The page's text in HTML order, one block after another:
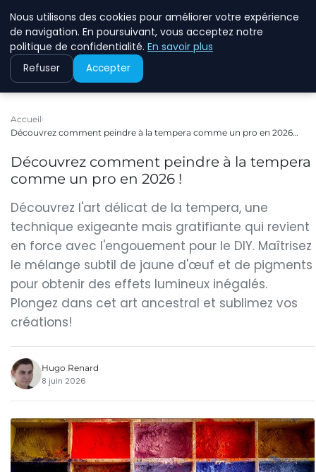
ASVOLETCOTENTIN
Accueil
Découvrez comment peindre à la tempera comme un pro en 2026…
Découvrez comment peindre à la tempera
comme un pro en 2026 !
Découvrez l'art délicat de la tempera, une
technique exigeante mais gratifiante qui revient
en force avec l'engouement pour le DIY. Maîtrisez
le mélange subtil de jaune d'œuf et de pigments
pour obtenir des effets lumineux inégalés.
Plongez dans cet art ancestral et sublimez vos
créations!
Hugo Renard
8 juin 2026
Nous utilisons des cookies pour améliorer votre expérience
de navigation. En poursuivant, vous acceptez notre
politique de confidentialité. En savoir plus
Refuser Accepter